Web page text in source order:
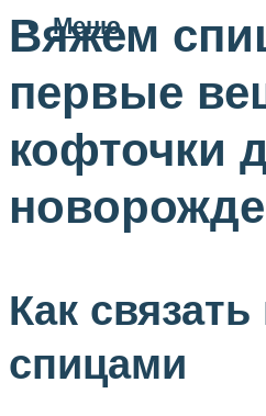
Меню
Вяжем
первые
кофточки
Как
спицами